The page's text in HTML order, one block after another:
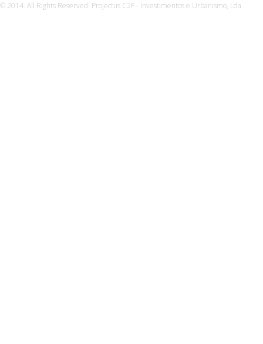
© 2014. All Rights Reserved. Projectus C2F - Investimentos e Urbanismo, Lda.